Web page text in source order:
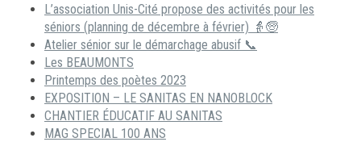
L’association Unis-Cité propose des activités pour les
séniors (planning de décembre à février) 👵🧓
Atelier sénior sur le démarchage abusif 📞
Les BEAUMONTS
Printemps des poètes 2023
EXPOSITION – LE SANITAS EN NANOBLOCK
CHANTIER ÉDUCATIF AU SANITAS
MAG SPECIAL 100 ANS